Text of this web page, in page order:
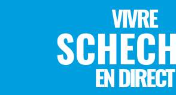
VIVRE
EN DIRECT